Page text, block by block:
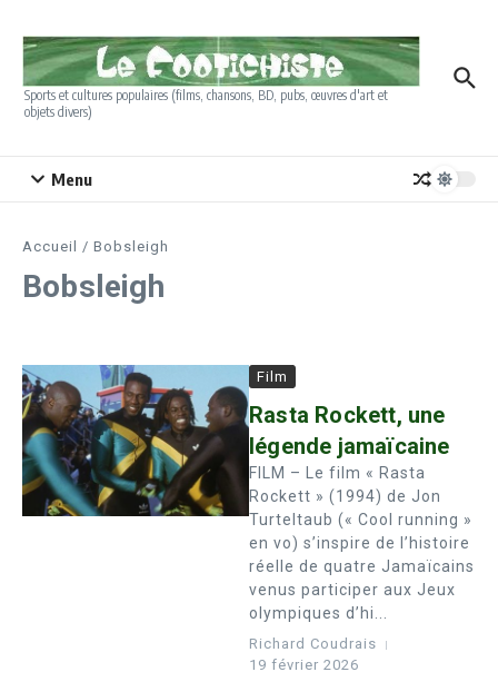
Sports et cultures populaires (films, chansons, BD, pubs, œuvres d'art et
objets divers)
Menu
Accueil / Bobsleigh
Bobsleigh
Film
Rasta Rockett, une
légende jamaïcaine
FILM – Le film « Rasta
Rockett » (1994) de Jon
Turteltaub (« Cool running »
en vo) s’inspire de l’histoire
réelle de quatre Jamaïcains
venus participer aux Jeux
olympiques d’hi...
Richard Coudrais
19 février 2026